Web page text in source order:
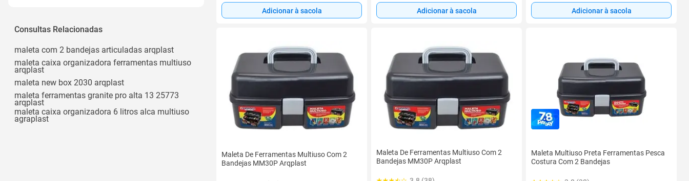
Maleta Multiuso
Multiuso
Multiuso Organizadora com 2 Bandejas
Ver todos
Consultas Relacionadas
maleta com 2 bandejas articuladas arqplast
maleta caixa organizadora ferramentas multiuso
arqplast
maleta new box 2030 arqplast
maleta ferramentas granite pro alta 13 25773
arqplast
maleta caixa organizadora 6 litros alca multiuso
agraplast
Adicionar à sacola Adicionar à sacola Adicionar à sacola
Maleta De Ferramentas Multiuso Com 2
Bandejas MM30P Arqplast
Maleta De Ferramentas Multiuso Com 2
Bandejas MM30P Arqplast
Maleta Multiuso Preta Ferramentas Pesca
Costura Com 2 Bandejas